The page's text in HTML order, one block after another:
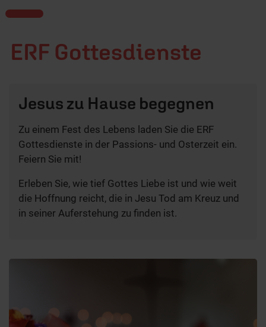
ERF Gottesdienste
Jesus zu Hause begegnen
Zu einem Fest des Lebens laden Sie die ERF
Gottesdienste in der Passions- und Osterzeit ein.
Feiern Sie mit!
Erleben Sie, wie tief Gottes Liebe ist und wie weit
die Hoffnung reicht, die in Jesu Tod am Kreuz und
in seiner Auferstehung zu finden ist.